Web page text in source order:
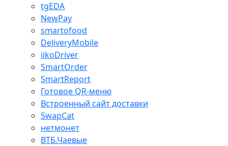
tgEDA
NewPay
smartofood
DeliveryMobile
iikoDriver
SmartOrder
SmartReport
Готовое QR-меню
Встроенный сайт доставки
SwapCat
нетмонет
ВТБ.Чаевые